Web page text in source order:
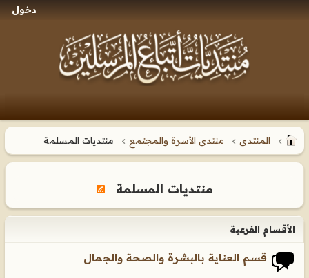
دخول
المنتدى منتدى الأسرة والمجتمع منتديات المسلمة
منتديات المسلمة
الأقسام الفرعية
قسم العناية بالبشرة والصحة والجمال